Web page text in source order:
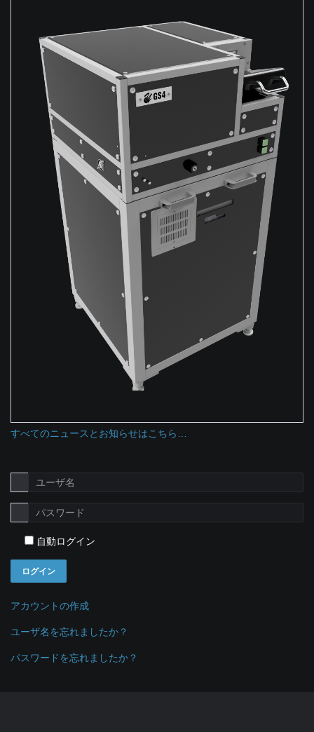
すべてのニュースとお知らせはこちら…
自動ログイン
ログイン
アカウントの作成
ユーザ名を忘れましたか？
パスワードを忘れましたか？